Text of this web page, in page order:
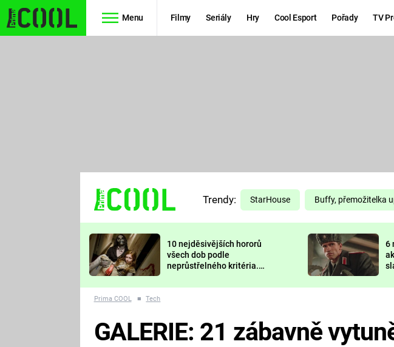
Menu Filmy Seriály Hry Cool Esport Pořady TV
TŘESKU
FUTURAMA
PREDÁTOR
Trendy: StarHouse Buffy, přemožitelka
10 nejděsivějších hororů
všech dob podle
neprůstřelného kritéria.
nejvíc zvednou tep?
6
Prima COOL ■ Tech
GALERIE: 21 zábavně